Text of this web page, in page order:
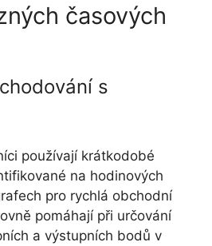
časových
s
používají krátkodobé
na hodinových
pro rychlá obchodní
pomáhají při určování
a výstupních bodů v